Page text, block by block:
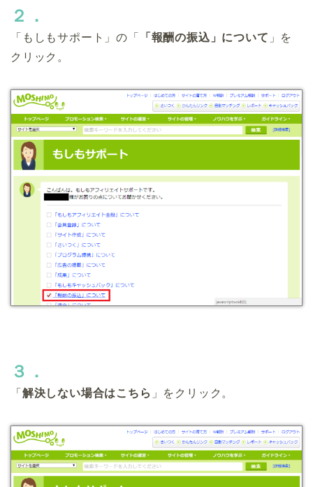
２．
「もしもサポート」の「 「報酬の振込」について 」を
クリック。
３．
「 解決しない場合はこちら 」をクリック。